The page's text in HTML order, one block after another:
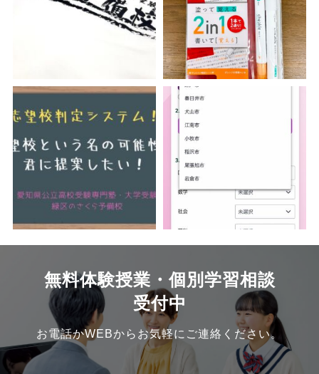
無料体験授業・個別学習相談
受付中
お電話かWEBからお気軽にご連絡ください。